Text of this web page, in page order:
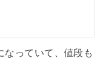
なっていて、値段も